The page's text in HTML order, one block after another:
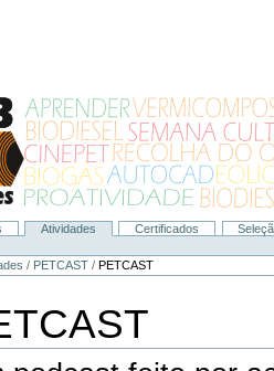
Atividades Certificados
/ PETCAST /PETCAST